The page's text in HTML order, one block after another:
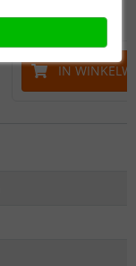
OP VOORRAAD
IN